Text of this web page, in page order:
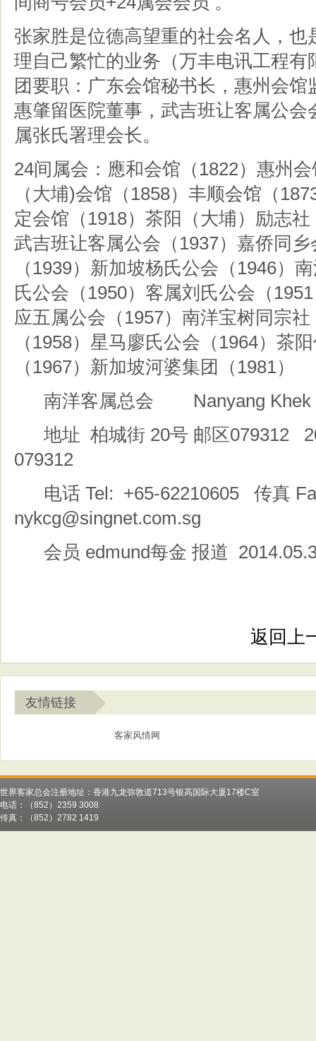
张家胜是位德高望重的社会名人，
理自己繁忙的业务（万丰电讯工程
团要职：广东会馆秘书长，惠州会
惠肇留医院董事，武吉班让客属公
属张氏署理会长。
24间属会：應和会馆（1822）惠州
（大埔)会馆（1858）丰顺会馆（
定会馆（1918）茶阳（大埔）励志
武吉班让客属公会（1937）嘉侨同
（1939）新加坡杨氏公会（1946）
氏公会（1950）客属刘氏公会（
应五属公会（1957）南洋宝树同宗
（1958）星马廖氏公会（1964）茶
（1967）新加坡河婆集团（1981）
南洋客属总会 Nanyang Khek
地址 柏城街 20号 邮区079312
079312
电话 Tel: +65-62210605 传真
nykcg@singnet.com.sg
会员 edmund每金 报道
返回上
友情链接
客家风情网
世界客家总会注册地址：香港九龙弥敦道713号银高国际大厦17楼C室
电话：（852）2359 3008
传真：（852）2782 1419